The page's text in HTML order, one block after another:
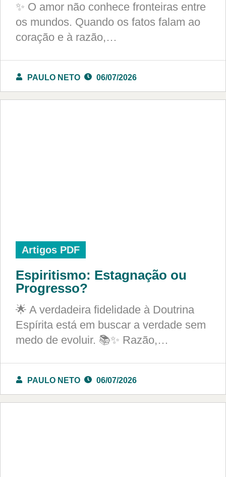
✨ O amor não conhece fronteiras entre
os mundos. Quando os fatos falam ao
coração e à razão,…
PAULO NETO 06/07/2026
Artigos PDF
Espiritismo: Estagnação ou
Progresso?
🌟 A verdadeira fidelidade à Doutrina
Espírita está em buscar a verdade sem
medo de evoluir. 📚✨ Razão,…
PAULO NETO 06/07/2026